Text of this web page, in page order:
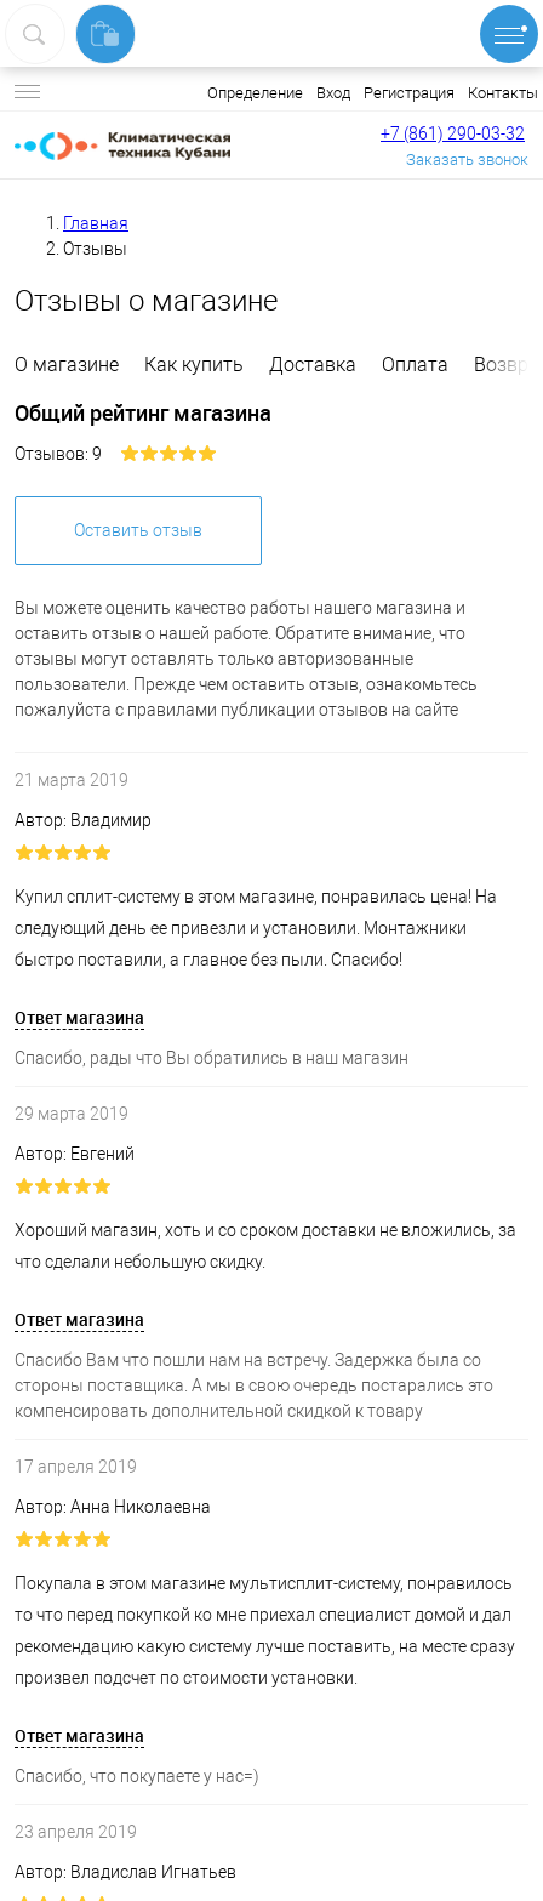
Определение Вход Регистрация Контакты
+7 (861) 290-03-32
Заказать звонок
Главная
Отзывы
Отзывы о магазине
О магазине Как купить Доставка Оплата
Общий рейтинг магазина
Отзывов: 9
Оставить отзыв
Вы можете оценить качество работы нашего магазина и
оставить отзыв о нашей работе. Обратите внимание, что
отзывы могут оставлять только авторизованные
пользователи. Прежде чем оставить отзыв, ознакомьтесь
пожалуйста с правилами публикации отзывов на сайте
21 марта 2019
Автор: Владимир
Купил сплит-систему в этом магазине, понравилась цена! На
следующий день ее привезли и установили. Монтажники
быстро поставили, а главное без пыли. Спасибо!
Ответ магазина
Спасибо, рады что Вы обратились в наш магазин
29 марта 2019
Автор: Евгений
Хороший магазин, хоть и со сроком доставки не вложились, за
что сделали небольшую скидку.
Ответ магазина
Спасибо Вам что пошли нам на встречу. Задержка была со
стороны поставщика. А мы в свою очередь постарались это
компенсировать дополнительной скидкой к товару
17 апреля 2019
Автор: Анна Николаевна
Покупала в этом магазине мультисплит-систему, понравилось
то что перед покупкой ко мне приехал специалист домой и дал
рекомендацию какую систему лучше поставить, на месте сразу
произвел подсчет по стоимости установки.
Ответ магазина
Спасибо, что покупаете у нас=)
23 апреля 2019
Автор: Владислав Игнатьев